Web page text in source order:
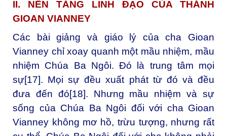
II. NỀN TẢNG LINH ĐẠO CỦA THÁNH
GIOAN VIANNEY
Các bài giảng và giáo lý của cha Gioan
Vianney chỉ xoay quanh một mầu nhiệm, mầu
nhiệm Chúa Ba Ngôi. Đó là trung tâm mọi
sự[17]. Mọi sự đều xuất phát từ đó và đều
đưa đến đó[18]. Nhưng mầu nhiệm và sự
sống của Chúa Ba Ngôi đối với cha Gioan
Vianney không mơ hồ, trừu tượng, nhưng rất